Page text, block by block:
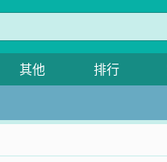
其他 排行